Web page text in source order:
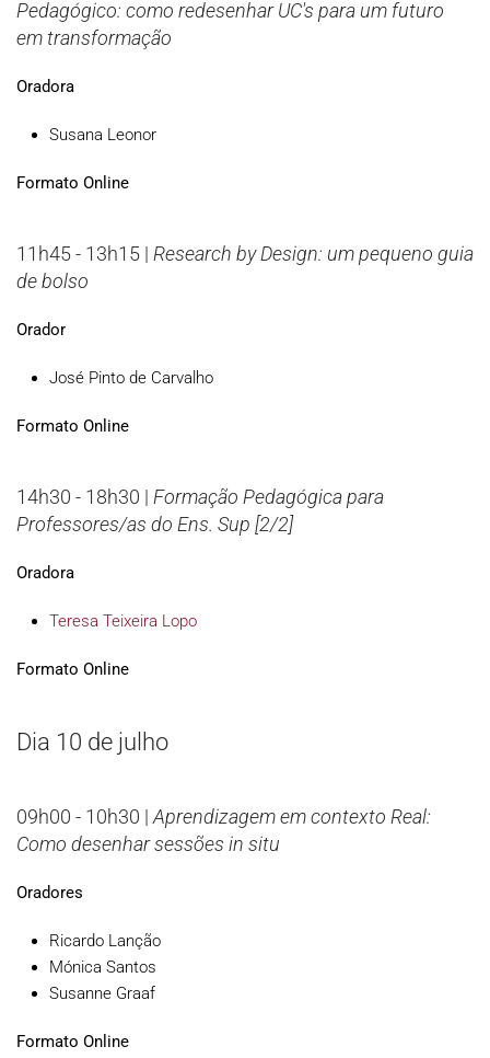
Pedagógico: como redesenhar UC's para um futuro
em transformação
Oradora
Susana Leonor
Formato Online
11h45 - 13h15 | Research by Design: um pequeno guia
de bolso
Orador
José Pinto de Carvalho
Formato Online
14h30 - 18h30 | Formação Pedagógica para
Professores/as do Ens. Sup [2/2]
Oradora
Teresa Teixeira Lopo
Formato Online
Dia 10 de julho
09h00 - 10h30 | Aprendizagem em contexto Real:
Como desenhar sessões in situ
Oradores
Ricardo Lanção
Mónica Santos
Susanne Graaf
Formato Online